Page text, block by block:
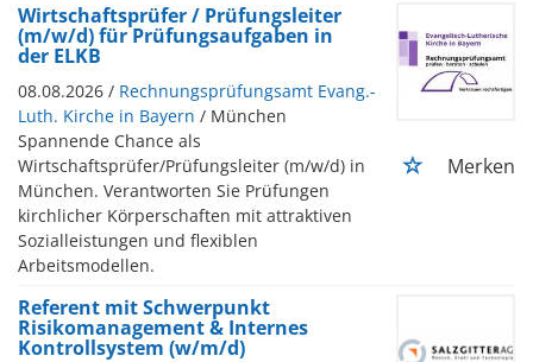
Wirtschaftsprüfer / Prüfungsleiter
(m/w/d) für Prüfungsaufgaben in
der ELKB
08.08.2026 / Rechnungsprüfungsamt Evang.-
Luth. Kirche in Bayern / München
Spannende Chance als
Wirtschaftsprüfer/Prüfungsleiter (m/w/d) in
München. Verantworten Sie Prüfungen
kirchlicher Körperschaften mit attraktiven
Sozialleistungen und flexiblen
Arbeitsmodellen.
Merken
Referent mit Schwerpunkt
Risikomanagement & Internes
Kontrollsystem (w/m/d)